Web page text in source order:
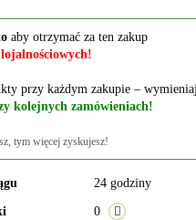
aby otrzymać za ten zakup
przy każdym zakupie –
kolejnych zamówieniach!
tym więcej zyskujesz!
24 godziny
0